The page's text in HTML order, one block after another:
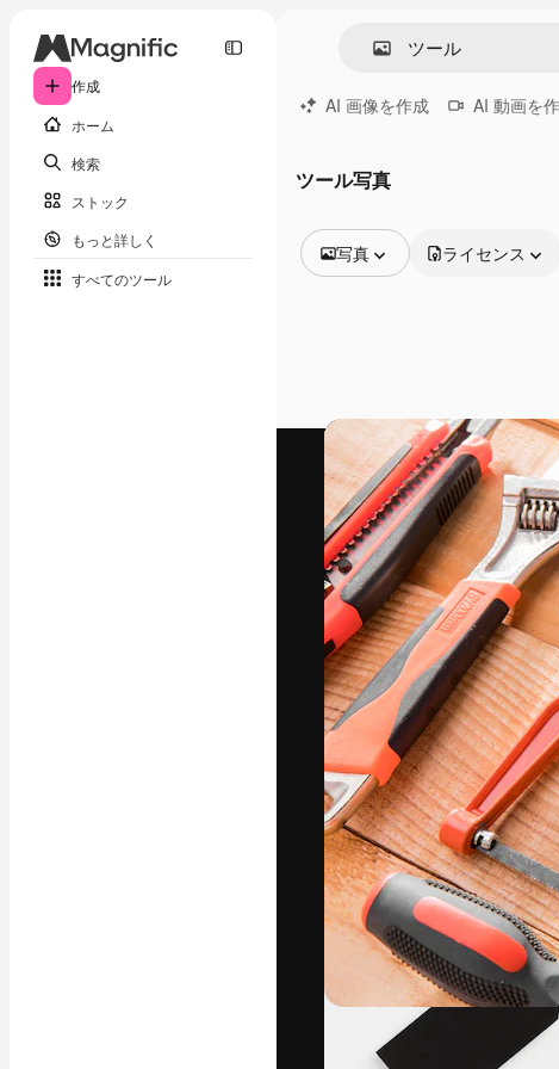
作成
ホーム
検索
ストック
もっと詳しく
すべてのツール
AI 画像を作成 AI 動画を
ツール写真
写真
動画
映像素材
モーショングラフィックス
動画テンプレート
アイコン
3D モデル
フォント
ライセンス
最高のクリエイテ
ットフォーム。ク
店、スタジオを含
います。
日本語
Copyright © 2010- 2026